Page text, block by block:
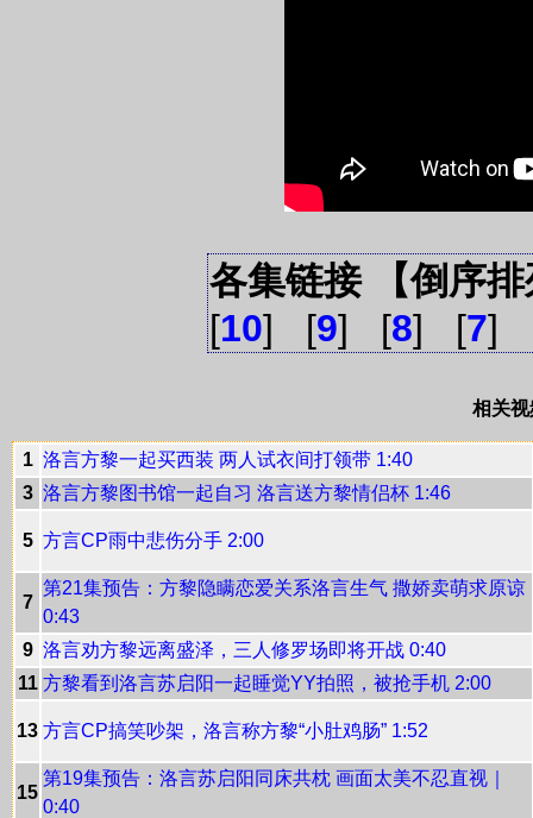
各集链接 【倒序
[10] [9] [8] [7]
相关
1 洛言方黎一起买西装 两人试衣间打领带 1:40
3 洛言方黎图书馆一起自习 洛言送方黎情侣杯 1:46
5 方言CP雨中悲伤分手 2:00
7
第21集预告：方黎隐瞒恋爱关系洛言生气 撒娇卖萌求原谅
0:43
9 洛言劝方黎远离盛泽，三人修罗场即将开战 0:40
11 方黎看到洛言苏启阳一起睡觉YY拍照，被抢手机 2:00
13 方言CP搞笑吵架，洛言称方黎“小肚鸡肠” 1:52
15
第19集预告：洛言苏启阳同床共枕 画面太美不忍直视｜
0:40